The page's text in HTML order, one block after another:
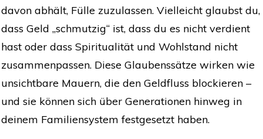
davon abhält, Fülle zuzulassen. Vielleicht glaubst du,
dass Geld „schmutzig“ ist, dass du es nicht verdient
hast oder dass Spiritualität und Wohlstand nicht
zusammenpassen. Diese Glaubenssätze wirken wie
unsichtbare Mauern, die den Geldfluss blockieren –
und sie können sich über Generationen hinweg in
deinem Familiensystem festgesetzt haben.